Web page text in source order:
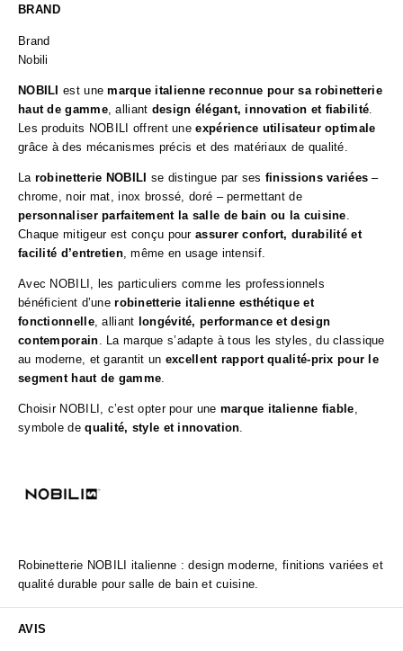
BRAND
Brand
Nobili
NOBILI est unemarque italienne reconnue pour sa robinetterie
haut de gamme, alliant design élégant, innovation et fiabilité.
Les produits NOBILI offrent uneexpérience utilisateur optimale
grâce à des mécanismes précis et des matériaux de qualité.
La robinetterie NOBILI se distingue par ses finissions variées –
chrome, noir mat, inox brossé, doré – permettant de
personnaliser parfaitement la salle de bain ou la cuisine.
Chaque mitigeur est conçu pourassurer confort, durabilité et
facilité d’entretien, même en usage intensif.
Avec NOBILI, les particuliers comme les professionnels
bénéficient d’unerobinetterie italienne esthétique et
fonctionnelle, alliant longévité, performance et design
contemporain. La marque s’adapte à tous les styles, du classique
au moderne, et garantit un excellent rapport qualité-prix pour le
segment haut de gamme.
Choisir NOBILI, c’est opter pour une marque italienne fiable,
symbole dequalité, style et innovation.
Robinetterie NOBILI italienne : design moderne, finitions variées et
qualité durable pour salle de bain et cuisine.
AVIS